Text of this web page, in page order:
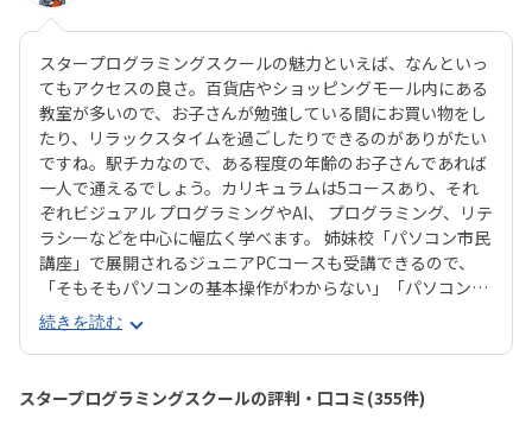
スタープログラミングスクールの魅力といえば、なんといっ
てもアクセスの良さ。百貨店やショッピングモール内にある
教室が多いので、お子さんが勉強している間にお買い物をし
たり、リラックスタイムを過ごしたりできるのがありがたい
ですね。駅チカなので、ある程度の年齢のお子さんであれば
一人で通えるでしょう。カリキュラムは5コースあり、それ
ぞれビジュアル プログラミングやAI、 プログラミング、リテ
ラシーなどを中心に幅広く学べます。 姉妹校「パソコン市民
講座」で展開されるジュニアPCコースも受講できるので、
「そもそもパソコンの基本操作がわからない」「パソコンで
何ができるかを学びたい」といったお子さんにもピッタリで
す。それぞれのお子さんの興味に合ったコースが見つかりや
すいのは安心ですね。スタープログラミングスクールは、過
去に総務省「若年層に対するプログラミング教育の普及推
進」事業に採択され、新潟市の小中学校で授業を実施した実
続きを読む
スタープログラミングスクールの評判・口コミ(355件)